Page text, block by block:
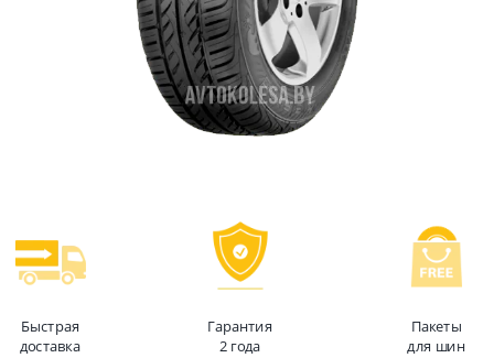
Быстрая
доставка
Гарантия
2 года
Пакеты
для шин